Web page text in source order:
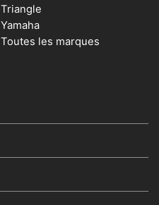
Triangle
Yamaha
Toutes les marques